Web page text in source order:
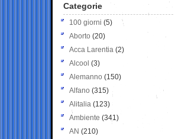
Categorie
100 giorni (5)
Aborto (20)
Acca Larentia (2)
Alcool (3)
Alemanno (150)
Alfano (315)
Alitalia (123)
Ambiente (341)
AN (210)